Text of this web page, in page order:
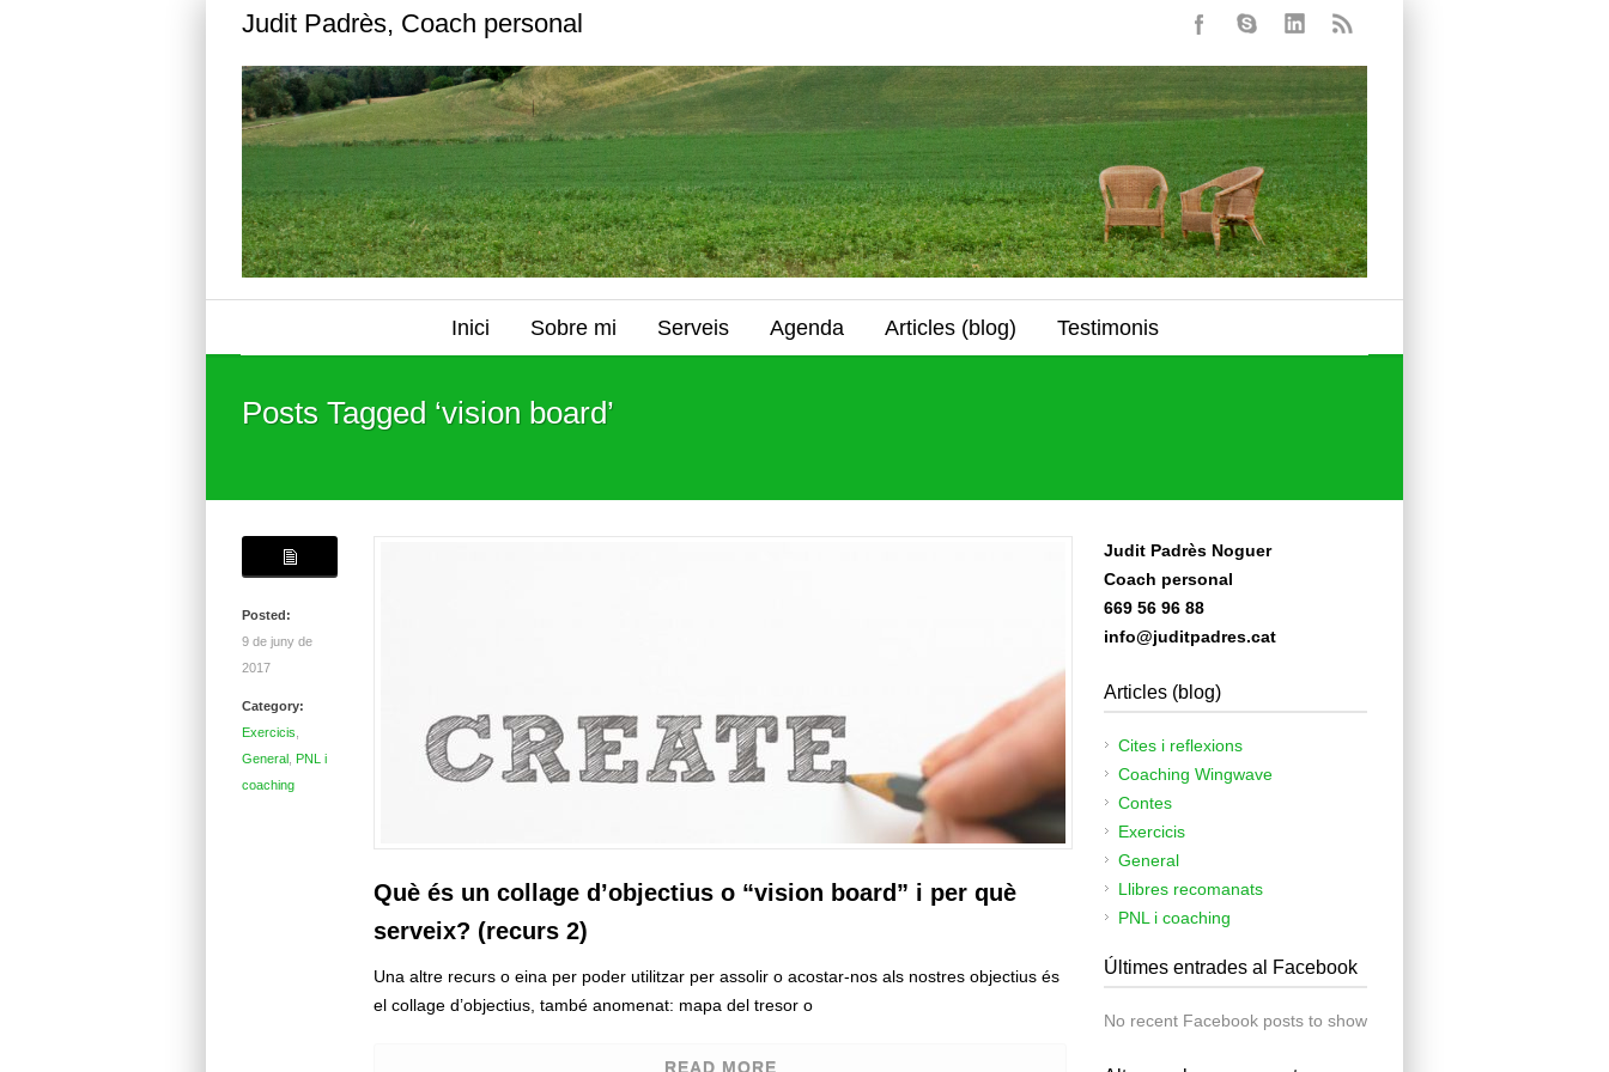
Judit Padrès, Coach personal
Inici Sobre mi Serveis Agenda Articles (blog) Testimonis
Posts Tagged ‘vision board’
Posted:
9 de juny de
2017
Category:
Exercicis
General
PNL i
coaching
Què és un collage d’objectius o “vision board” i per què
serveix? (recurs 2)
Una altre recurs o eina per poder utilitzar per assolir o acostar-nos als nostres objectius és
el collage d’objectius, també anomenat: mapa del tresor o
READ MORE
Judit Padrès Noguer
Coach personal
669 56 96 88
info@juditpadres.cat
Articles (blog)
Cites i reflexions
Coaching Wingwave
Contes
Exercicis
General
Llibres recomanats
PNL i coaching
Últimes entrades al Facebook
No recent Facebook posts to show